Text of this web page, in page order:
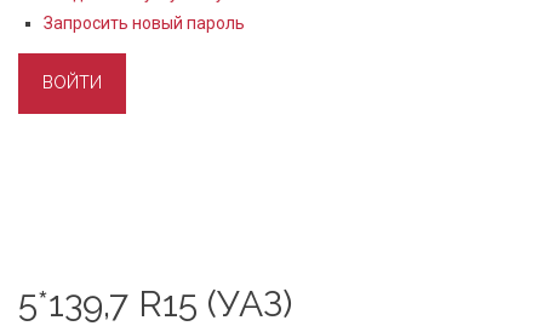
Запросить новый пароль
5*139,7 R15 (УАЗ)